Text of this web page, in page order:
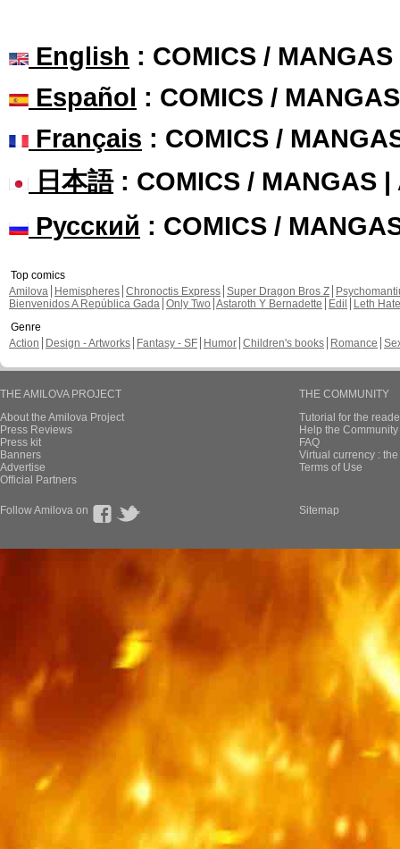
English : COMICS /
Español : COMICS /
Français : COMICS /
日本語: COMICS / MANGAS |
Русский : COMICS /
Top comics
Amilova
Hemispheres Chronoctis Express Super Dragon Bros Z
Bienvenidos A República Gada Only Two Astaroth Y Bernadette Edil
Leth Hate
Genre
Action
Design - Artworks Fantasy - SF Humor Children's books Romance
THE AMILOVA PROJECT
About the Amilova Project
Press Reviews
Press kit
Banners
Advertise
Official Partners
THE COMMUNITY
Tutorial for the
Help the
FAQ
Virtual currency :
Terms of Use
Follow Amilova on Sitemap